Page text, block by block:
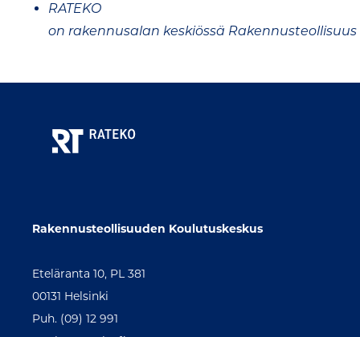
RATEKO
on rakennusalan keskiössä
Rakennusteollisuuden Koulutuskeskus
Eteläranta 10, PL 381
00131 Helsinki
Puh. (09) 12 991